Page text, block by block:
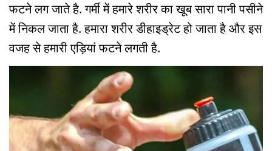
फटने लग जाते है. गर्मी में हमारे शरीर का खूब सारा पानी पसीने
में निकल जाता है. हमारा शरीर डीहाइड्रेट हो जाता है और इस
वजह से हमारी एड़ियां फटने लगती है.